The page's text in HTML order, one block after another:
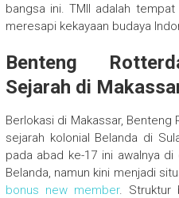
bangsa ini. TMII adalah
meresapi kekayaan budaya
Benteng
Sejarah di
Berlokasi di Makassar,
sejarah kolonial Belanda di
pada abad ke-17 ini awalnya
Belanda, namun kini menjadi
bonus new member. Struktur